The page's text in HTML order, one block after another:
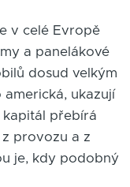
v celé Evropě
a panelákové
dosud velkým
americká, ukazují
přebírá
provozu a z
je, kdy podobný